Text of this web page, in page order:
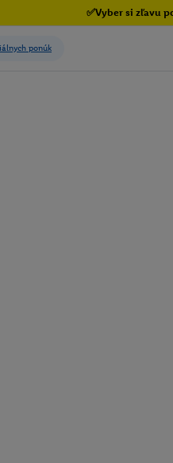
✅Vyber si zľavu